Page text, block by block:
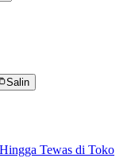
Salin
Tewas di Toko